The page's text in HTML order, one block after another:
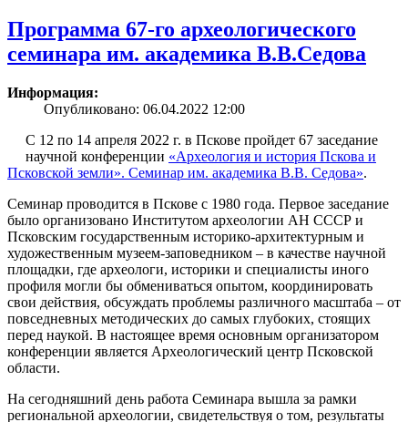
Программа 67-го археологического
семинара им. академика В.В.Седова
Информация:
Опубликовано: 06.04.2022 12:00
С 12 по 14 апреля 2022 г. в Пскове пройдет 67 заседание
научной конференции «Археология и история Пскова и
Псковской земли». Семинар им. академика В.В. Седова».
Семинар проводится в Пскове с 1980 года. Первое заседание
было организовано Институтом археологии АН СССР и
Псковским государственным историко-архитектурным и
художественным музеем-заповедником – в качестве научной
площадки, где археологи, историки и специалисты иного
профиля могли бы обмениваться опытом, координировать
свои действия, обсуждать проблемы различного масштаба – от
повседневных методических до самых глубоких, стоящих
перед наукой. В настоящее время основным организатором
конференции является Археологический центр Псковской
области.
На сегодняшний день работа Семинара вышла за рамки
региональной археологии, свидетельствуя о том, результаты